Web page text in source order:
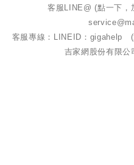
客服LINE@ (點一下，
客服專線：LINEID：gigahelp
吉家網股份有限公